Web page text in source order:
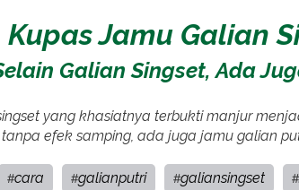
Kupas Jamu Galian
Galian Singset, Ada
yang khasiatnya terbukti manjur
tanpa efek samping, ada juga jamu galian
#cara #galianputri #galiansingset #